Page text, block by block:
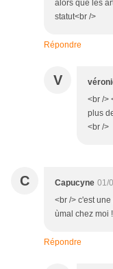
alors que les
statut<br />
Répondre
V
<br />
plus
<br />
C Capucyne 01/
<br /> c'est
ùmal chez moi
Répondre